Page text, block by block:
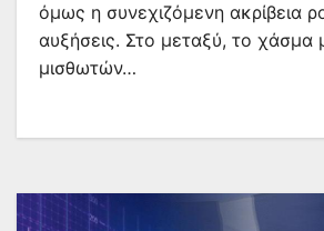
όμως η συνεχιζόμενη ακρίβεια
αυξήσεις. Στο μεταξύ, το χάσμα
μισθωτών…